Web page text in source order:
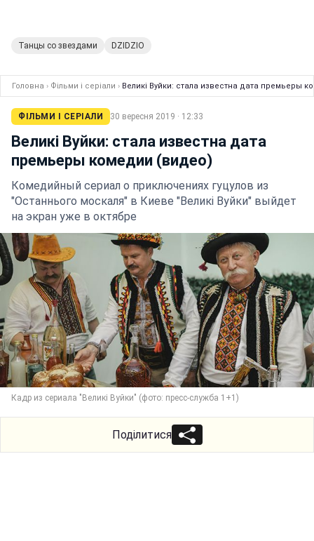
Танцы со звездами DZIDZIO
Головна › Фільми і серіали › Великі Вуйки: стала известна дата премьеры
ФІЛЬМИ І СЕРІАЛИ 30 вересня 2019 · 12:33
Великі Вуйки: стала известна дата
премьеры комедии (видео)
Комедийный сериал о приключениях гуцулов из
"Останнього москаля" в Киеве "Великі Вуйки" выйдет
на экран уже в октябре
Кадр из сериала "Великі Вуйки" (фото: пресс-служба 1+1)
Поділитися